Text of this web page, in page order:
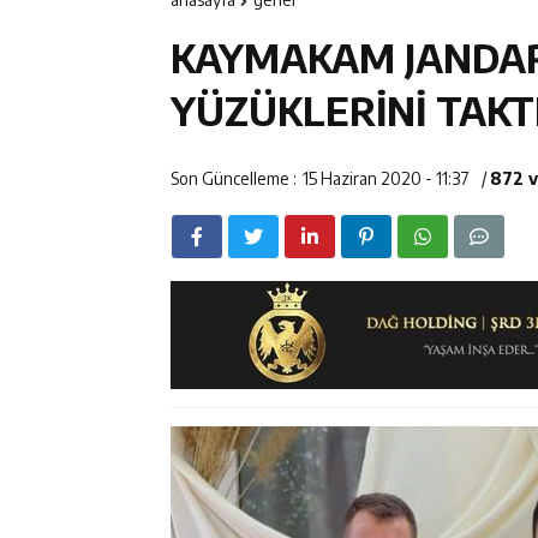
Erzincan’da
12:13 Erzincan Erkek
12:12 Erzincan
12:19 Umre Ödüllü
KAYMAKAM
YÜZÜKLERİNİ
Son Güncelleme : 15 Haziran 2020 - 11:37 /872